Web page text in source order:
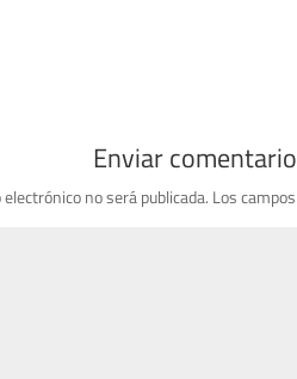
Enviar comentario
no será publicada. Los